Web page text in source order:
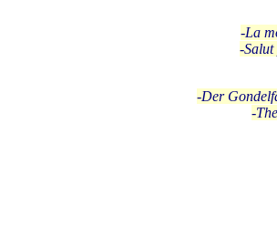
-La
-Salut
-Der
-